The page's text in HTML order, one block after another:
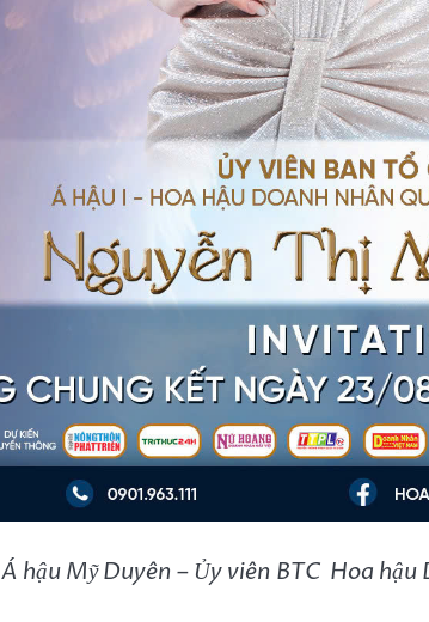
Á hậu Mỹ Duyên – Ủy viên BTC Hoa